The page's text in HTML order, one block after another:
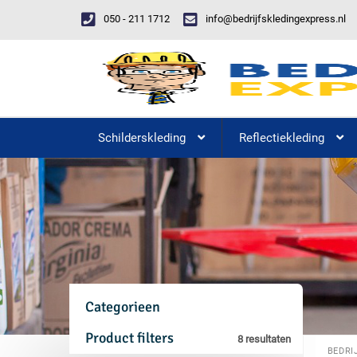
050 - 211 1712 info@bedrijfskledingexpress.nl
Schilderskleding Reflectiekleding
Categorieen
Product filters
8 resultaten